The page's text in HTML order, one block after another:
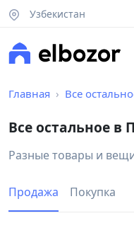
Узбекистан
Главная Все
Все остальное
Разные товары и
Продажа Покупка